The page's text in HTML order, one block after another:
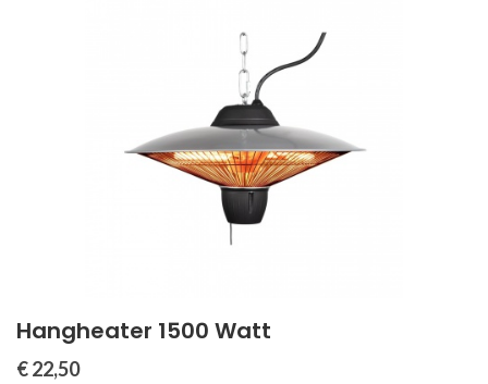
Hangheater 1500 Watt
€ 22,50